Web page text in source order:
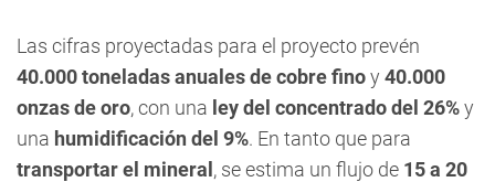
Las cifras proyectadas para el proyecto prevén
40.000 toneladas anuales de cobre finoy 40.000
onzas de oro, con una ley del concentrado del 26%y
una humidificación del 9%. En tanto que para
transportar el mineral , se estima un flujo de 15 a 20